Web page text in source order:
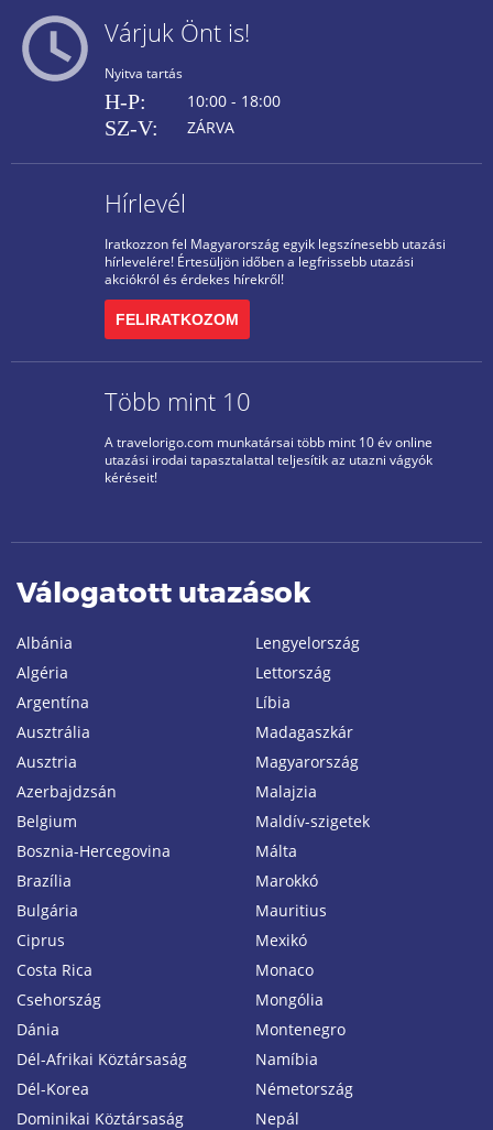
Várjuk Önt is!
Nyitva tartás
H-P: 10:00 - 18:00
SZ-V: ZÁRVA
Hírlevél
Iratkozzon fel Magyarország egyik legszínesebb utazási
hírlevelére! Értesüljön időben a legfrissebb utazási
akciókról és érdekes hírekről!
FELIRATKOZOM
Több mint 10
A travelorigo.com munkatársai több mint 10 év online
utazási irodai tapasztalattal teljesítik az utazni vágyók
kéréseit!
Válogatott utazások
Albánia
Algéria
Argentína
Ausztrália
Ausztria
Azerbajdzsán
Belgium
Bosznia-Hercegovina
Brazília
Bulgária
Ciprus
Costa Rica
Csehország
Dánia
Dél-Afrikai Köztársaság
Dél-Korea
Dominikai Köztársaság
Lengyelország
Lettország
Líbia
Madagaszkár
Magyarország
Malajzia
Maldív-szigetek
Málta
Marokkó
Mauritius
Mexikó
Monaco
Mongólia
Montenegro
Namíbia
Németország
Nepál